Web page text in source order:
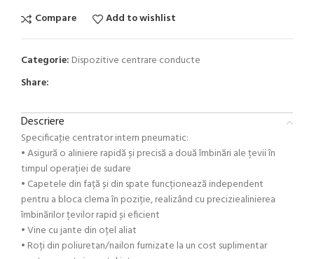
Compare
Add to wishlist
Categorie: Dispozitive centrare conducte
Share:
Descriere
Specificaţie centrator intern pneumatic:
• Asigură o aliniere rapidă și precisă a două îmbinări ale țevii în
timpul operației de sudare
• Capetele din față și din spate funcționează independent
pentru a bloca clema în poziție, realizând cu preciziealinierea
îmbinărilor țevilor rapid și eficient
• Vine cu jante din oțel aliat
• Roți din poliuretan/nailon furnizate la un cost suplimentar